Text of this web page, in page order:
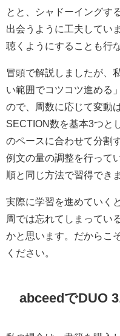
とと、シャドーイングす
出会うように工夫してい
聴くようにすることも行
冒頭で解説しましたが、
い範囲でコツコツ進める
ので、周数に応じて変動
SECTION数を基本3つと
のペースに合わせて分割
例文の量の調整を行って
順と同じ方法で習得でき
実際に学習を進めていく
周では忘れてしまってい
かと思います。だからこ
ください。
abceedでDUO